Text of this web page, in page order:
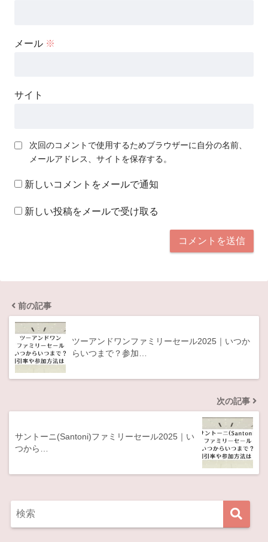
メール ※
サイト
次回のコメントで使用するためブラウザーに自分の名前、
メールアドレス、サイトを保存する。
新しいコメントをメールで通知
新しい投稿をメールで受け取る
前の記事
ツーアンドワンファミリーセール2025｜いつか
らいつまで？参加…
次の記事
サントーニ(Santoni)ファミリーセール2025｜い
つから…